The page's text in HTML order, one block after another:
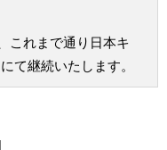
これまで通り日本キ
て継続いたします。